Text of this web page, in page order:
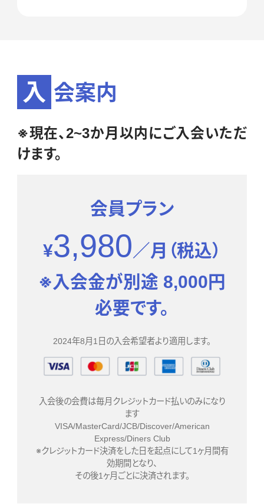
入 会案内
※現在、2~3か月以内にご入会いただ
けます。
会員プラン
¥3,980／月（税込）
※入会金が別途 8,000円
必要です。
2024年8月1日の入会希望者より適用します。
入会後の会費は毎月クレジットカード払いのみになり
ます
VISA/MasterCard/JCB/Discover/American
Express/Diners Club
※クレジットカード決済をした日を起点にして1ヶ月間有
効期間となり、
その後1ヶ月ごとに決済されます。